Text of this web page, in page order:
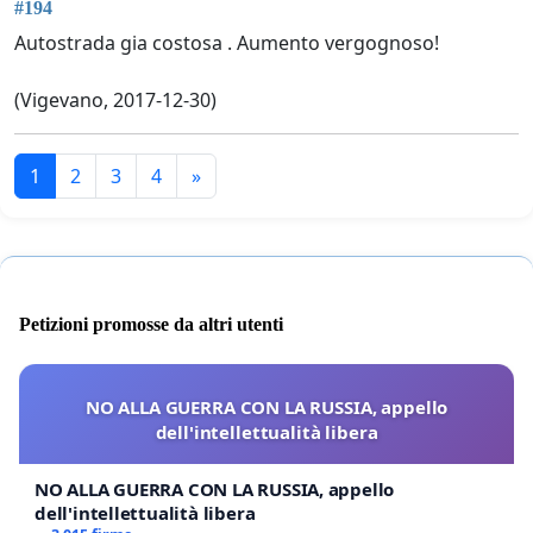
#194
Autostrada gia costosa . Aumento vergognoso!
(Vigevano, 2017-12-30)
1 2 3 4 »
Petizioni promosse da altri utenti
NO ALLA GUERRA CON LA RUSSIA, appello
dell'intellettualità libera
NO ALLA GUERRA CON LA RUSSIA, appello
dell'intellettualità libera